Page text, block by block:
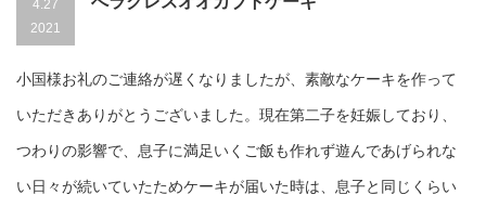
4.27
2021
小国様お礼のご連絡が遅くなりましたが、素敵なケーキを作って
いただきありがとうございました。現在第二子を妊娠しており、
つわりの影響で、息子に満足いくご飯も作れず遊んであげられな
い日々が続いていたためケーキが届いた時は、息子と同じくらい